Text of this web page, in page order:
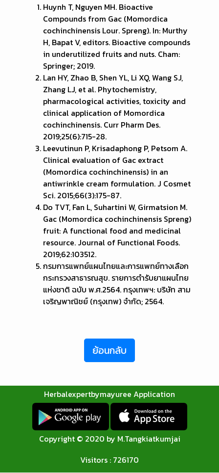
Huynh T, Nguyen MH. Bioactive
Compounds from Gac (Momordica
cochinchinensis Lour. Spreng). In: Murthy
H, Bapat V, editors. Bioactive compounds
in underutilized fruits and nuts. Cham:
Springer; 2019.
Lan HY, Zhao B, Shen YL, Li XQ, Wang SJ,
Zhang LJ, et al. Phytochemistry,
pharmacological activities, toxicity and
clinical application of Momordica
cochinchinensis. Curr Pharm Des.
2019;25(6):715-28.
Leevutinun P, Krisadaphong P, Petsom A.
Clinical evaluation of Gac extract
(Momordica cochinchinensis) in an
antiwrinkle cream formulation. J Cosmet
Sci. 2015;66(3):175-87.
Do TVT, Fan L, Suhartini W, Girmatsion M.
Gac (Momordica cochinchinensis Spreng)
fruit: A functional food and medicinal
resource. Journal of Functional Foods.
2019;62:103512.
กรมการแพทย์แผนไทยและการแพทย์ทางเลือก
กระทรวงสาธารณสุข. รายการตำรับยาแผนไทย
แห่งชาติ ฉบับ พ.ศ.2564. กรุงเทพฯ: บริษัท สาม
เจริญพาณิชย์ (กรุงเทพ) จำกัด; 2564.
ย้อนกลับ
Herbalexpertbymayuree Application
Copyright © 2020 by M.Tangkiatkumjai
Visitors : 726170